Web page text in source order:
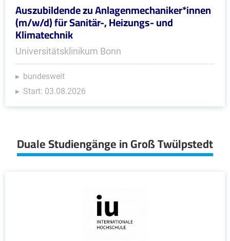
Auszubildende zu Anlagenmechaniker*innen
(m/w/d) für Sanitär-, Heizungs- und
Klimatechnik
Universitätsklinikum Bonn
bundesweit
Start: 03.08.2026
Duale Studiengänge in Groß Twülpstedt